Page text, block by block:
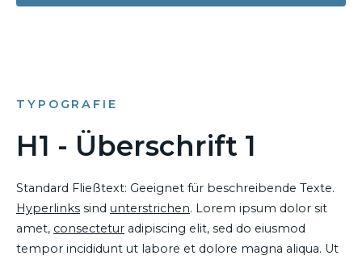
TYPOGRAFIE
H1 - Überschrift 1
Standard Fließtext: Geeignet für beschreibende Texte.
Hyperlinks sind unterstrichen. Lorem ipsum dolor sit
amet, consectetur adipiscing elit, sed do eiusmod
tempor incididunt ut labore et dolore magna aliqua. Ut